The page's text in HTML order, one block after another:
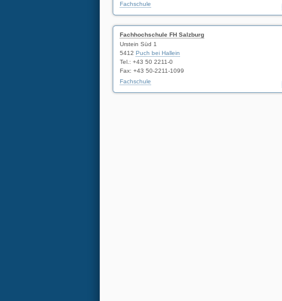
Fachschule
Fachhochschule FH Salzburg
Urstein Süd 1
5412 Puch bei Hallein
Tel.: +43 50 2211-0
Fax: +43 50-2211-1099
Fachschule